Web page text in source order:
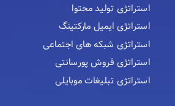
استراتژی تولید محتوا
استراتژی ایمیل مارکتینگ
استراتژی شبکه های اجتماعی
استراتژی فروش پورسانتی
استراتژی تبلیغات موبایلی